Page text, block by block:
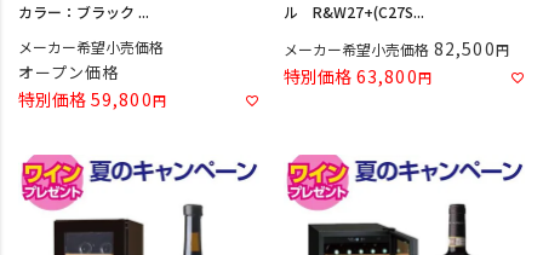
カラー：ブラック ...
メーカー希望小売価格
オープン価格
特別価格 59,800
ル R&W27+(C27S...
メーカー希望小売価格 82,500
特別価格 63,800